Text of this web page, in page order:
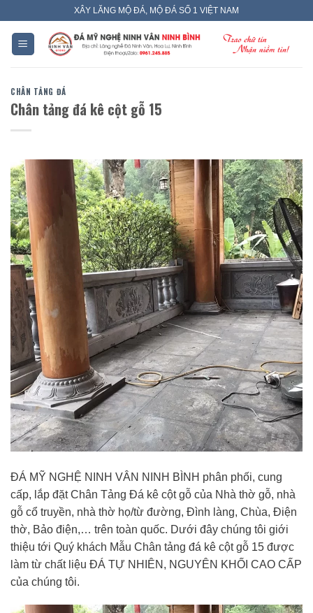
content
XÂY LĂNG MỘ ĐÁ, MỘ ĐÁ SỐ 1 VIỆT NAM
CHÂN TẢNG ĐÁ
Chân tảng đá kê cột gỗ 15
ĐÁ MỸ NGHỆ NINH VÂN NINH BÌNH phân phối, cung
cấp, lắp đặt Chân Tảng Đá kê cột gỗ của Nhà thờ gỗ, nhà
gỗ cổ truyền, nhà thờ họ/từ đường, Đình làng, Chùa, Điện
thờ, Bảo điện,… trên toàn quốc. Dưới đây chúng tôi giới
thiệu tới Quý khách Mẫu Chân tảng đá kê cột gỗ 15 được
làm từ chất liệu ĐÁ TỰ NHIÊN, NGUYÊN KHỐI CAO CẤP
của chúng tôi.